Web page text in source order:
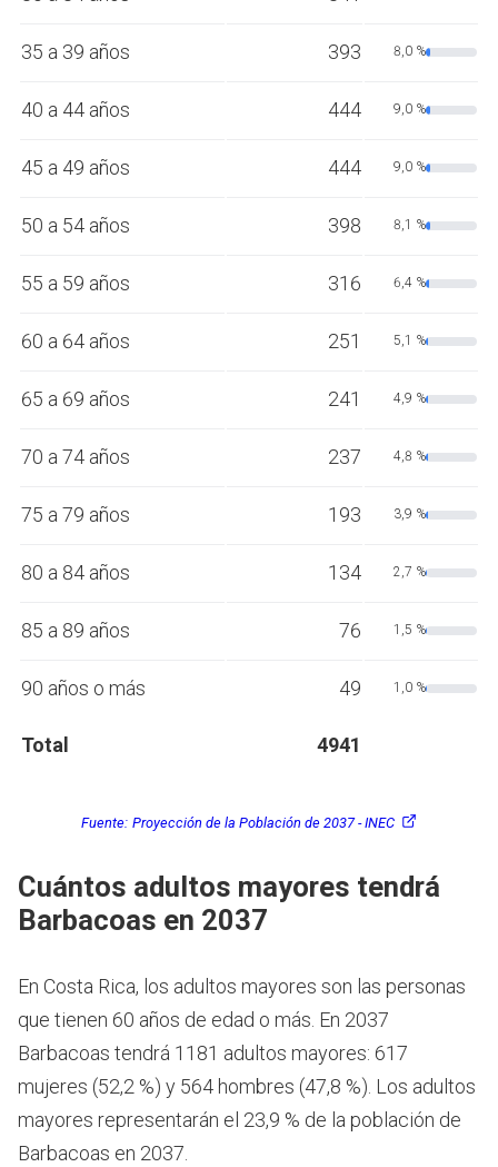
35 a 39 años 393 8,0 %
40 a 44 años 444 9,0 %
45 a 49 años 444 9,0 %
50 a 54 años 398 8,1 %
55 a 59 años 316 6,4 %
60 a 64 años 251 5,1 %
65 a 69 años 241 4,9 %
70 a 74 años 237 4,8 %
75 a 79 años 193 3,9 %
80 a 84 años 134 2,7 %
85 a 89 años 76 1,5 %
90 años o más 49 1,0 %
Total 4941
Fuente: Proyección de la Población de 2037 - INEC
Cuántos adultos mayores tendrá
Barbacoas en 2037
En Costa Rica, los adultos mayores son las personas
que tienen 60 años de edad o más. En 2037
Barbacoas tendrá 1181 adultos mayores: 617
mujeres (52,2 %) y 564 hombres (47,8 %). Los adultos
mayores representarán el 23,9 % de la población de
Barbacoas en 2037.